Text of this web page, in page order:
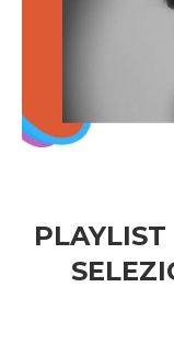
PLAYLIST